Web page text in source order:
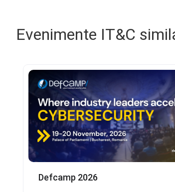
Evenimente IT&C
Defcamp 2026